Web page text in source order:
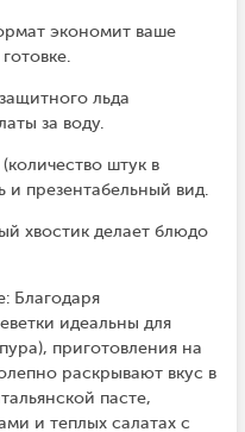
экономит ваше
льда
за воду.
штук в
и презентабельный вид.
хвостик делает блюдо
Благодаря
идеальны для
приготовления на
раскрывают вкус в
пасте,
и теплых салатах с